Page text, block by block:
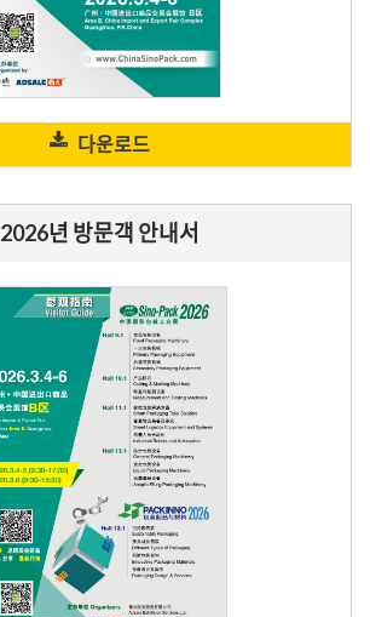
다운로드
2026년 방문객 안내서